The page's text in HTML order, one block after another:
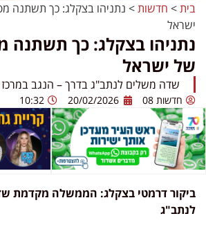
בית> חדשות> נתניהו בצקלג: כך תשתנה
ישראל
נתניהו בצקלג: כך תשתנה
של ישראל
שדה משלים לנתב"ג בדרך – הנגב
חדשות 08 20/02/2026
10:32
ביקור דרמטי בצקלג: הממשלה מקדמת
לנתב"ג